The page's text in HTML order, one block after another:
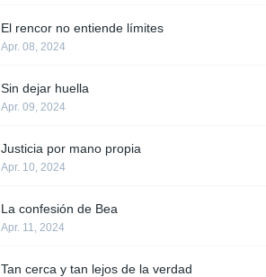
El rencor no entiende límites
Apr. 08, 2024
Sin dejar huella
Apr. 09, 2024
Justicia por mano propia
Apr. 10, 2024
La confesión de Bea
Apr. 11, 2024
Tan cerca y tan lejos de la verdad